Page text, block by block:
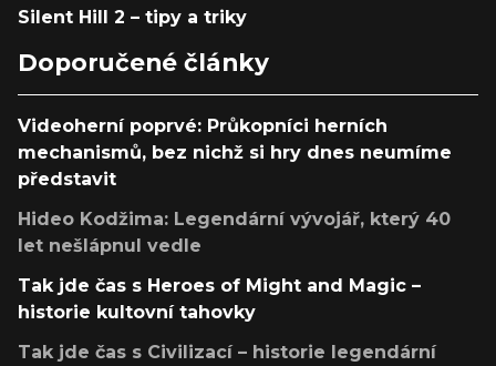
Silent Hill 2 – tipy a triky
Doporučené články
Videoherní poprvé: Průkopníci herních
mechanismů, bez nichž si hry dnes neumíme
představit
Hideo Kodžima: Legendární vývojář, který 40
let nešlápnul vedle
Tak jde čas s Heroes of Might and Magic –
historie kultovní tahovky
Tak jde čas s Civilizací – historie legendární